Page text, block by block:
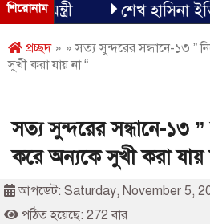
শিরোনাম শেখ হাসিনা
প্রচ্ছদ» » সত্য সুন্দরের সন্ধানে-১৩ ”
সুখী করা যায় না “
সত্য সুন্দরের সন্ধানে-১৩
করে অন্যকে সুখী করা যায়
আপডেট: Saturday, November 5,
পঠিত হয়েছে: 272 বার